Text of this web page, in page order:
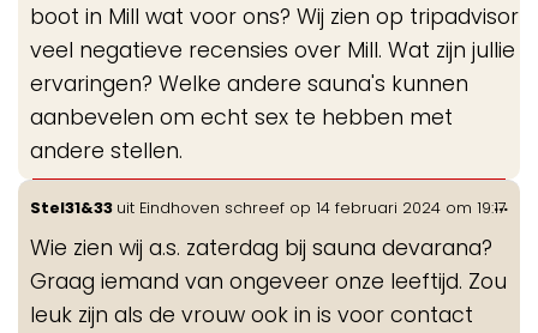
boot in Mill wat voor ons? Wij zien op tripadvisor
veel negatieve recensies over Mill. Wat zijn jullie
ervaringen? Welke andere sauna's kunnen
aanbevelen om echt sex te hebben met
andere stellen.
Stel31&33 uit Eindhoven schreef op 14 februari 2024 om 19:17
Wie zien wij a.s. zaterdag bij sauna devarana?
Graag iemand van ongeveer onze leeftijd. Zou
leuk zijn als de vrouw ook in is voor contact
...